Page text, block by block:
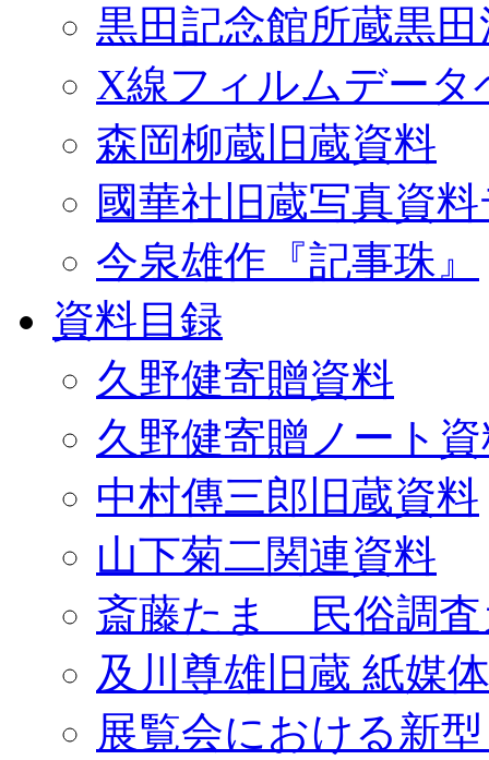
黒田記念館所蔵黒
X線フィルムデータ
森岡柳蔵旧蔵資料
國華社旧蔵写真資
今泉雄作『記事珠』
資料目録
久野健寄贈資料
久野健寄贈ノート
中村傳三郎旧蔵資料
山下菊二関連資料
斎藤たま 民俗調査
及川尊雄旧蔵 紙媒
展覧会における新